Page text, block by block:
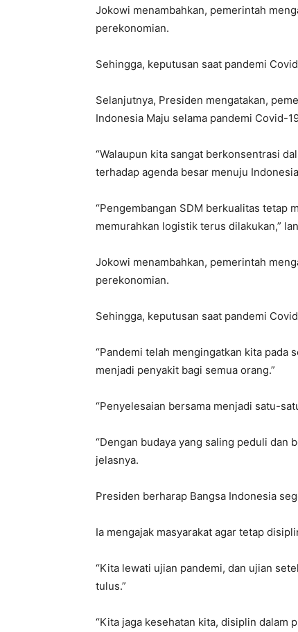
Jokowi menambahkan, pemerintah
perekonomian.
Sehingga, keputusan saat pandemi
Selanjutnya, Presiden mengatakan,
Indonesia Maju selama pandemi Covid-
“Walaupun kita sangat berkonsentrasi
terhadap agenda besar menuju
“Pengembangan SDM berkualitas tetap
memurahkan logistik terus dilakukan,”
Jokowi menambahkan, pemerintah
perekonomian.
Sehingga, keputusan saat pandemi
“Pandemi telah mengingatkan kita pada
menjadi penyakit bagi semua orang.”
“Penyelesaian bersama menjadi satu-
“Dengan budaya yang saling peduli dan
jelasnya.
Presiden berharap Bangsa Indonesia
Ia mengajak masyarakat agar tetap
“Kita lewati ujian pandemi, dan ujian
tulus.”
“Kita jaga kesehatan kita, disiplin dalam